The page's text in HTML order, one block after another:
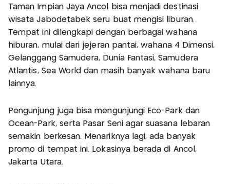
Taman Impian Jaya Ancol bisa menjadi destinasi
wisata Jabodetabek seru buat mengisi liburan.
Tempat ini dilengkapi dengan berbagai wahana
hiburan, mulai dari jejeran pantai, wahana 4 Dimensi,
Gelanggang Samudera, Dunia Fantasi, Samudera
Atlantis, Sea World dan masih banyak wahana baru
lainnya.
Pengunjung juga bisa mengunjungi Eco-Park dan
Ocean-Park, serta Pasar Seni agar suasana lebaran
semakin berkesan. Menariknya lagi, ada banyak
promo di tempat ini. Lokasinya berada di Ancol,
Jakarta Utara.